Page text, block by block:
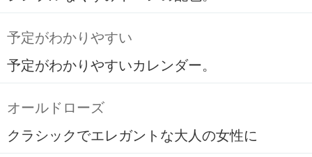
予定がわかりやすい
予定がわかりやすいカレンダー。
オールドローズ
クラシックでエレガントな大人の女性に